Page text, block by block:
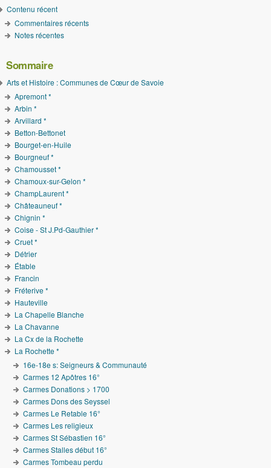
Contenu récent
Commentaires récents
Notes récentes
Sommaire
Arts et Histoire : Communes de Cœur de Savoie
Apremont *
Arbin *
Arvillard *
Betton-Bettonet
Bourget-en-Huile
Bourgneuf *
Chamousset *
Chamoux-sur-Gelon *
ChampLaurent *
Châteauneuf *
Chignin *
Coise - St J.Pd-Gauthier *
Cruet *
Détrier
Étable
Francin
Fréterive *
Hauteville
La Chapelle Blanche
La Chavanne
La Cx de la Rochette
La Rochette *
16e-18e s: Seigneurs & Communauté
Carmes 12 Apôtres 16°
Carmes Donations > 1700
Carmes Dons des Seyssel
Carmes Le Retable 16°
Carmes Les religieux
Carmes St Sébastien 16°
Carmes Stalles début 16°
Carmes Tombeau perdu